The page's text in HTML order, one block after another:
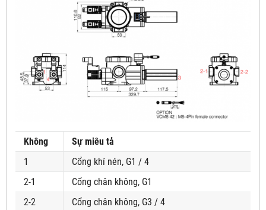
Không
Sự miêu tả
1
Cổng khí nén, G1 / 4
2-1
Cổng chân không, G1
2-2
Cổng chân không, G3 / 4